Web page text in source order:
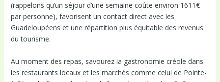
(rappelons qu’un séjour d’une semaine coûte environ 1611€
par personne), favorisent un contact direct avec les
Guadeloupéens et une répartition plus équitable des revenus
du tourisme.
Au moment des repas, savourez la gastronomie créole dans
les restaurants locaux et les marchés comme celui de Pointe-